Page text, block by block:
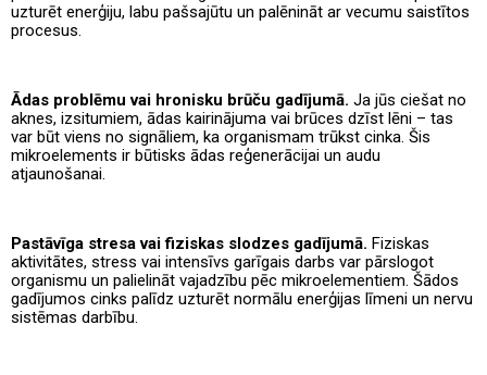
uzturēt enerģiju, labu pašsajūtu un palēnināt ar vecumu saistītos
procesus.
Ādas problēmu vai hronisku brūču gadījumā. Ja jūs ciešat no
aknes, izsitumiem, ādas kairinājuma vai brūces dzīst lēni – tas
var būt viens no signāliem, ka organismam trūkst cinka. Šis
mikroelements ir būtisks ādas reģenerācijai un audu
atjaunošanai.
Pastāvīga stresa vai fiziskas slodzes gadījumā. Fiziskas
aktivitātes, stress vai intensīvs garīgais darbs var pārslogot
organismu un palielināt vajadzību pēc mikroelementiem. Šādos
gadījumos cinks palīdz uzturēt normālu enerģijas līmeni un nervu
sistēmas darbību.